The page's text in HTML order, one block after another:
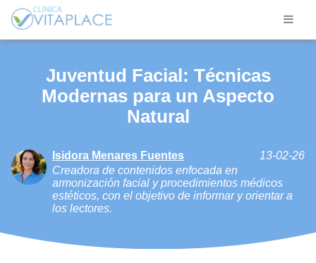
Juventud Facial: Técnicas
Modernas para un Aspecto
Natural
Isidora Menares Fuentes
13-02-26
Creadora de contenidos enfocada en
armonización facial y procedimientos médicos
estéticos, con el objetivo de informar y orientar a
los lectores.